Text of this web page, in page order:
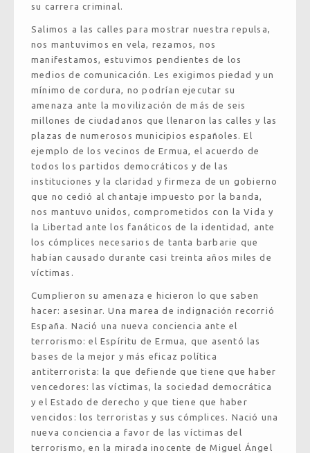
su carrera criminal.
Salimos a las calles para mostrar nuestra repulsa,
nos mantuvimos en vela, rezamos, nos
manifestamos, estuvimos pendientes de los
medios de comunicación. Les exigimos piedad y un
mínimo de cordura, no podrían ejecutar su
amenaza ante la movilización de más de seis
millones de ciudadanos que llenaron las calles y las
plazas de numerosos municipios españoles. El
ejemplo de los vecinos de Ermua, el acuerdo de
todos los partidos democráticos y de las
instituciones y la claridad y firmeza de un gobierno
que no cedió al chantaje impuesto por la banda,
nos mantuvo unidos, comprometidos con la Vida y
la Libertad ante los fanáticos de la identidad, ante
los cómplices necesarios de tanta barbarie que
habían causado durante casi treinta años miles de
víctimas.
Cumplieron su amenaza e hicieron lo que saben
hacer: asesinar. Una marea de indignación recorrió
España. Nació una nueva conciencia ante el
terrorismo: el Espíritu de Ermua, que asentó las
bases de la mejor y más eficaz política
antiterrorista: la que defiende que tiene que haber
vencedores: las víctimas, la sociedad democrática
y el Estado de derecho y que tiene que haber
vencidos: los terroristas y sus cómplices. Nació una
nueva conciencia a favor de las víctimas del
terrorismo, en la mirada inocente de Miguel Ángel